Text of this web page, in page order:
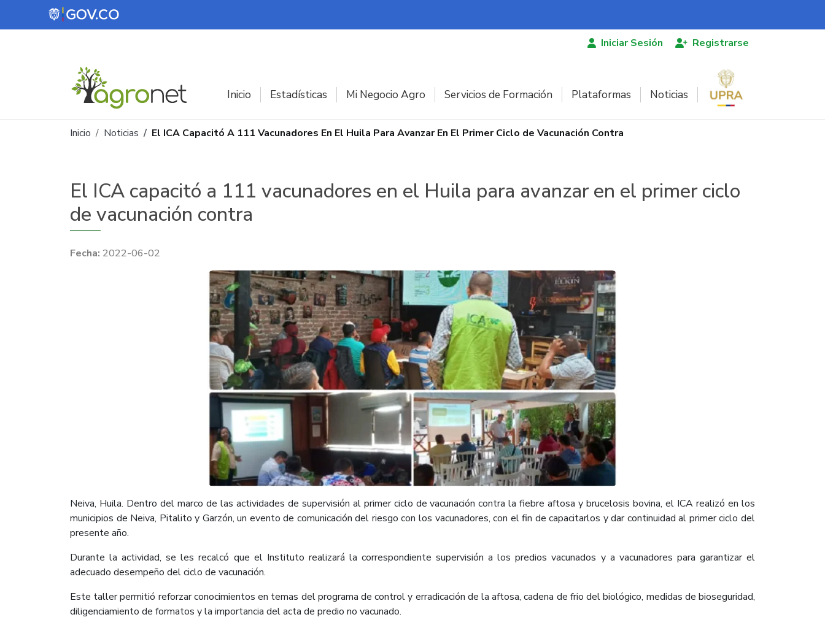
Pasar al contenido principal
Iniciar Sesión Registrarse
Inicio Estadísticas Mi Negocio Agro Servicios de Formación Plataformas Noticias
Ruta de navegación
Inicio Noticias El ICA Capacitó A 111 Vacunadores En El Huila Para Avanzar En El Primer Ciclo de Vacunación Contra
El ICA capacitó a 111 vacunadores en el Huila para avanzar en el primer ciclo
de vacunación contra
2022-06-02
Neiva, Huila. Dentro del marco de las actividades de supervisión al primer ciclo de vacunación contra la fiebre aftosa y brucelosis bovina, el ICA realizó en los
municipios de Neiva, Pitalito y Garzón, un evento de comunicación del riesgo con los vacunadores, con el fin de capacitarlos y dar continuidad al primer ciclo del
presente año.
Durante la actividad, se les recalcó que el Instituto realizará la correspondiente supervisión a los predios vacunados y a vacunadores para garantizar el
adecuado desempeño del ciclo de vacunación.
Este taller permitió reforzar conocimientos en temas del programa de control y erradicación de la aftosa, cadena de frio del biológico, medidas de bioseguridad,
diligenciamiento de formatos y la importancia del acta de predio no vacunado.